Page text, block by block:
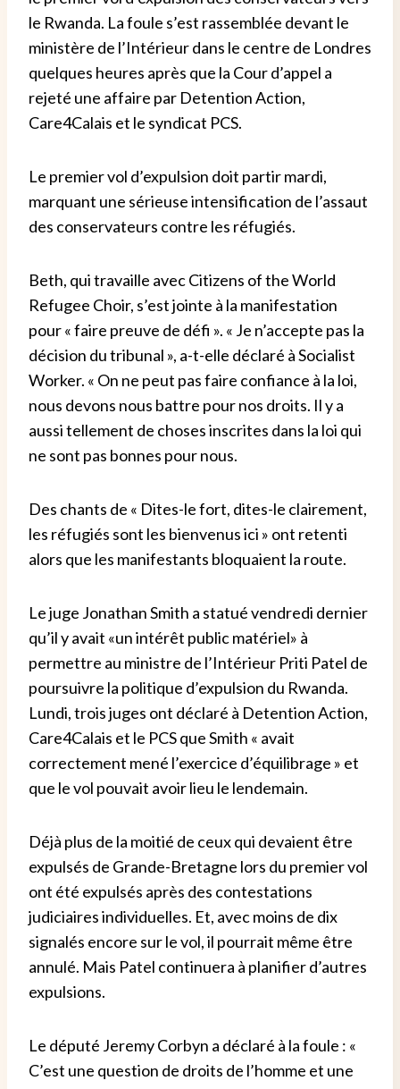
le Rwanda. La foule s’est rassemblée devant le
ministère de l’Intérieur dans le centre de Londres
quelques heures après que la Cour d’appel a
rejeté une affaire par Detention Action,
Care4Calais et le syndicat PCS.
Le premier vol d’expulsion doit partir mardi,
marquant une sérieuse intensification de l’assaut
des conservateurs contre les réfugiés.
Beth, qui travaille avec Citizens of the World
Refugee Choir, s’est jointe à la manifestation
pour « faire preuve de défi ». « Je n’accepte pas la
décision du tribunal », a-t-elle déclaré à Socialist
Worker. « On ne peut pas faire confiance à la loi,
nous devons nous battre pour nos droits. Il y a
aussi tellement de choses inscrites dans la loi qui
ne sont pas bonnes pour nous.
Des chants de « Dites-le fort, dites-le clairement,
les réfugiés sont les bienvenus ici » ont retenti
alors que les manifestants bloquaient la route.
Le juge Jonathan Smith a statué vendredi dernier
qu’il y avait «un intérêt public matériel» à
permettre au ministre de l’Intérieur Priti Patel de
poursuivre la politique d’expulsion du Rwanda.
Lundi, trois juges ont déclaré à Detention Action,
Care4Calais et le PCS que Smith « avait
correctement mené l’exercice d’équilibrage » et
que le vol pouvait avoir lieu le lendemain.
Déjà plus de la moitié de ceux qui devaient être
expulsés de Grande-Bretagne lors du premier vol
ont été expulsés après des contestations
judiciaires individuelles. Et, avec moins de dix
signalés encore sur le vol, il pourrait même être
annulé. Mais Patel continuera à planifier d’autres
expulsions.
Le député Jeremy Corbyn a déclaré à la foule : «
C’est une question de droits de l’homme et une